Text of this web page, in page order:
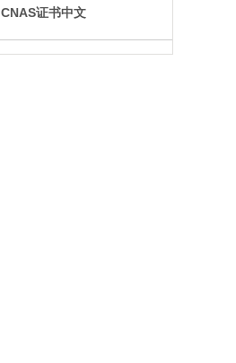
CNAS证书中文